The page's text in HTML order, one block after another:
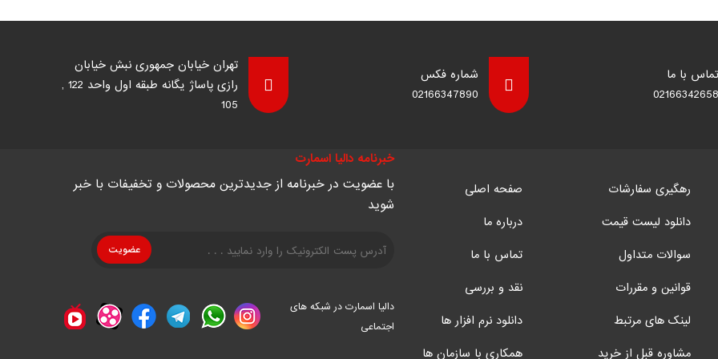
دوربین مداربسته دید در شب
نیاز دارند. این دوربین‌ها می‌توانند از ورود سارقان جلوگیری کرده و در صورت وقوع حادثه، مدارک تصویری
و سایر نقاط حساس منزل می‌تواند امنیت را به میزان قابل توجهی افزایش دهد.
خطر سرقت هستند. نصب دوربین مداربسته دید در شب در ورودی، داخل فروشگاه و انبار می‌تواند از وقوع سرقت جلوگیری کرده و در صورت
تماس با ما
02166342658
شماره فکس
02166347890
تهران خیابان جمهوری نبش خیابان
رازی پاساژ یگانه طبقه اول واحد 122 ,
105
رهگیری سفارشات
دانلود لیست قیمت
سوالات متداول
قوانین و مقررات
لینک های مرتبط
مشاوره قبل از خرید
صفحه اصلی
درباره ما
تماس با ما
نقد و بررسی
دانلود نرم افزار ها
همکاری با سازمان ها
خبرنامه دالیا اسمارت
با عضویت در خبرنامه از جدیدترین محصولات و تخفیفات با خبر
شوید
دالیا اسمارت در شبکه های
اجتماعی